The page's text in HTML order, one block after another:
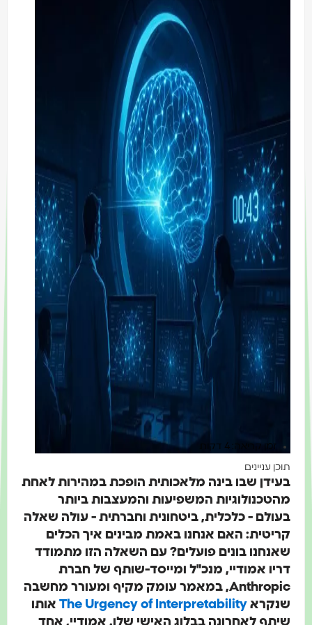
זמן קריאה: 4 דקות
תוכן עניינים
בעידן שבו בינה מלאכותית הופכת במהירות לאחת
מהטכנולוגיות המשפיעות והמעצבות ביותר
בעולם - כלכלית, ביטחונית וחברתית - עולה שאלה
קריטית: האם אנחנו באמת מבינים איך הכלים
שאנחנו בונים פועלים? עם השאלה הזו מתמודד
דריו אמודיי, מנכ"ל ומייסד-שותף של חברת
Anthropic, במאמר עומק מקיף ומעורר מחשבה
שנקראThe Urgency of Interpretabilityאותו
שיתף לאחרונה בבלוג האישי שלו. אמודיי, אחד